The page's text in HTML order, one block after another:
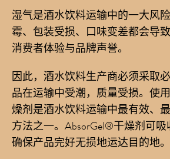
湿气是酒水饮料运输中的一大风
霉、包装受损、口味变差都会导
消费者体验与品牌声誉。
因此，酒水饮料生产商必须采取
品在运输中受潮，质量受损。使
燥剂是酒水饮料运输中最有效、
方法之一。AbsorGel®干燥剂可吸
确保产品完好无损地运达目的地。